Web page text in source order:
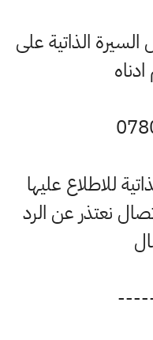
الذاتية على
للاطلاع عليها
نعتذر عن الرد